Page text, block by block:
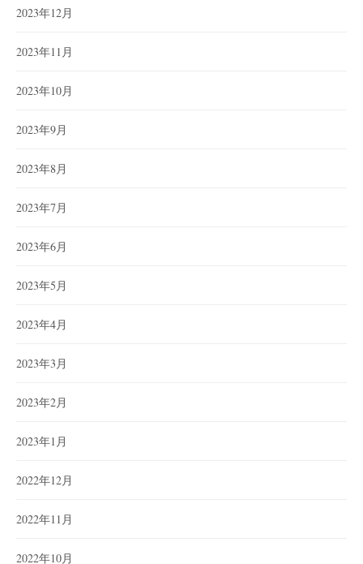
2023年12月
2023年11月
2023年10月
2023年9月
2023年8月
2023年7月
2023年6月
2023年5月
2023年4月
2023年3月
2023年2月
2023年1月
2022年12月
2022年11月
2022年10月